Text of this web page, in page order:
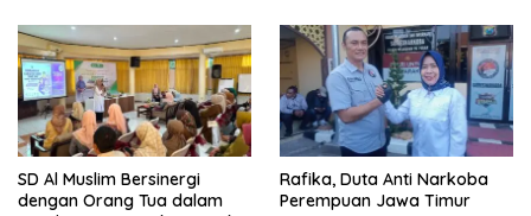
Pariwisata Kota Malang
SD Al Muslim Bersinergi
dengan Orang Tua dalam
Rafika, Duta Anti Narkoba
Perempuan Jawa Timur